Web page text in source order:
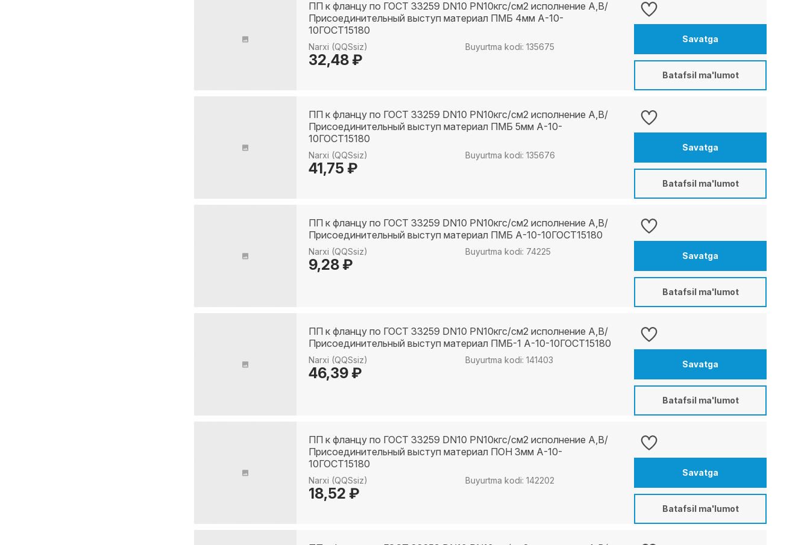
ПП к фланцу по ГОСТ 33259 DN10 PN10кгс/см2 исполнение A,B/
Присоединительный выступ материал ПМБ 4мм А-10-
10ГОСТ15180
Narxi (QQSsiz)
32,48 ₽
Buyurtma kodi: 135675
Savatga
Batafsil ma'lumot
ПП к фланцу по ГОСТ 33259 DN10 PN10кгс/см2 исполнение A,B/
Присоединительный выступ материал ПМБ 5мм А-10-
10ГОСТ15180
Narxi (QQSsiz)
41,75 ₽
Buyurtma kodi: 135676
Savatga
Batafsil ma'lumot
ПП к фланцу по ГОСТ 33259 DN10 PN10кгс/см2 исполнение A,B/
Присоединительный выступ материал ПМБ А-10-10ГОСТ15180
Narxi (QQSsiz)
9,28 ₽
Buyurtma kodi: 74225 Savatga
Batafsil ma'lumot
ПП к фланцу по ГОСТ 33259 DN10 PN10кгс/см2 исполнение A,B/
Присоединительный выступ материал ПМБ-1 А-10-10ГОСТ15180
Narxi (QQSsiz)
46,39 ₽
Buyurtma kodi: 141403 Savatga
Batafsil ma'lumot
ПП к фланцу по ГОСТ 33259 DN10 PN10кгс/см2 исполнение A,B/
Присоединительный выступ материал ПОН 3мм А-10-
10ГОСТ15180
Narxi (QQSsiz)
18,52 ₽
Buyurtma kodi: 142202
Savatga
Batafsil ma'lumot